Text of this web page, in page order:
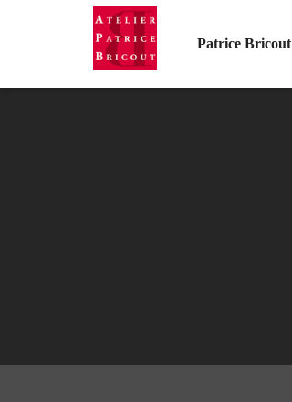
Patrice Bricout